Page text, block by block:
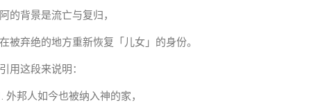
的背景是流亡与复归，
被弃绝的地方重新恢复「儿女」的身份。
用这段来说明：
外邦人如今也被纳入神的家，